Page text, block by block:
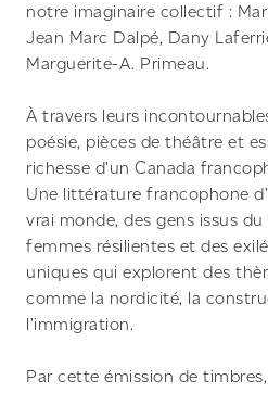
notre imaginaire collectif :
Jean Marc Dalpé, Dany
Marguerite-A. Primeau.
À travers leurs
poésie, pièces de théâtre et
richesse d’un Canada
Une littérature francophone
vrai monde, des gens issus
femmes résilientes et des
uniques qui explorent des
comme la nordicité, la
l’immigration.
Par cette émission de